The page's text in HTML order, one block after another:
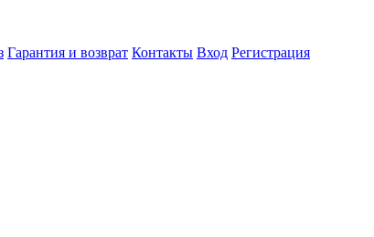
Гарантия и возврат Контакты Вход Регистрация